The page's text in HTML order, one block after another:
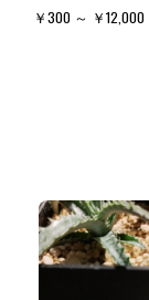
￥300 ～ ￥12,000